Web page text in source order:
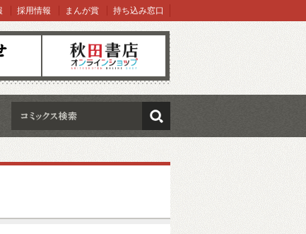
オンラインショップ
採用情報 まんが賞 持ち込み窓口
検索